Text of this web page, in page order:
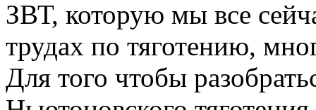
ЗВТ, которую мы все
трудах по тяготению,
Для того чтобы